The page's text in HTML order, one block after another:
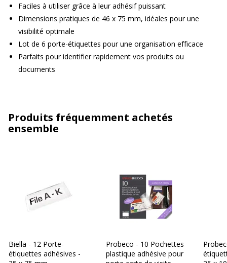
Faciles à utiliser grâce à leur adhésif puissant
Dimensions pratiques de 46 x 75 mm, idéales pour une
visibilité optimale
Lot de 6 porte-étiquettes pour une organisation efficace
Parfaits pour identifier rapidement vos produits ou
documents
Produits fréquemment achetés
ensemble
Biella - 12 Porte-
étiquettes adhésives -
Probeco - 10 Pochettes
plastique adhésive pour